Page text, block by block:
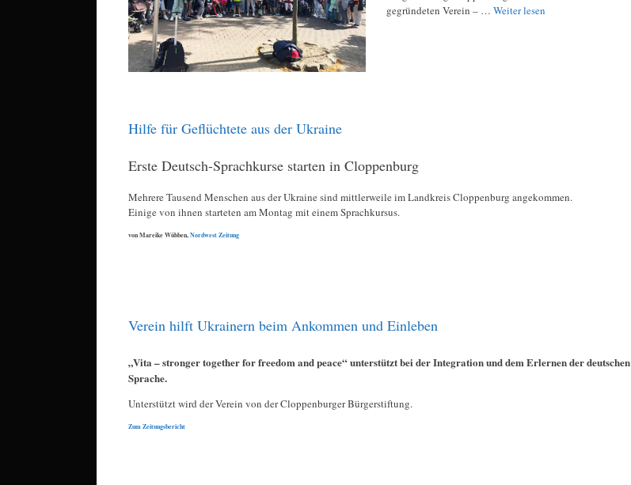
gegründeten Verein – … Weiter lesen
Hilfe für Geflüchtete aus der Ukraine
Erste Deutsch-Sprachkurse starten in Cloppenburg
Mehrere Tausend Menschen aus der Ukraine sind mittlerweile im Landkreis Cloppenburg angekommen.
Einige von ihnen starteten am Montag mit einem Sprachkursus.
von Mareike Wübben,Nordwest Zeitung
Verein hilft Ukrainern beim Ankommen und Einleben
„Vita – stronger together for freedom and peace“ unterstützt bei der Integration und dem Erlernen der deutschen
Sprache.
Unterstützt wird der Verein von der Cloppenburger Bürgerstiftung.
Zum Zeitungsbericht